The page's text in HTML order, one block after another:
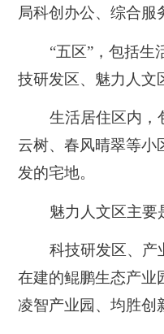
局科创办公、综合服
“五区”，包括生
技研发区、魅力人文
生活居住区内，
云树、春风晴翠等小
发的宅地。
魅力人文区主要
科技研发区、产
在建的鲲鹏生态产业
凌智产业园、均胜创